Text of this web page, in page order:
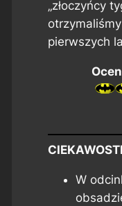
„złoczyńcy
pierwszych
W